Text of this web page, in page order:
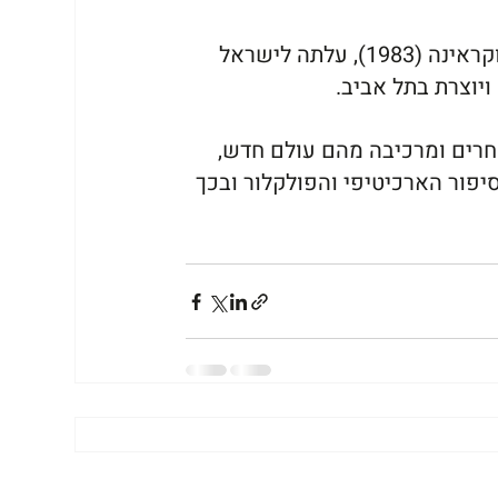
אניה קרופיאקוב, צלמת ואמנית רב תחומית, ילידת קייב, אוקראינה (1983), עלתה לישראל
ומרכיבה מהם עולם חדש,
הארכיטיפי והפולקלור ובכך